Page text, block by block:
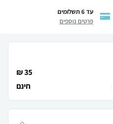
עד 6 תשלומים
פרטים נוספים
35 ₪
חינם